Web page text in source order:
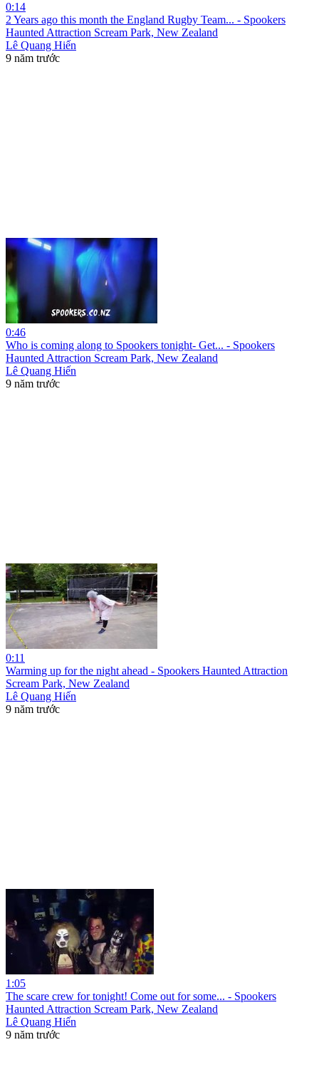
0:14
2 Years ago this month the England Rugby Team... - Spookers
Haunted Attraction Scream Park, New Zealand
Lê Quang Hiến
9 năm trước
0:46
Who is coming along to Spookers tonight- Get... - Spookers
Haunted Attraction Scream Park, New Zealand
Lê Quang Hiến
9 năm trước
0:11
Warming up for the night ahead - Spookers Haunted Attraction
Scream Park, New Zealand
Lê Quang Hiến
9 năm trước
1:05
The scare crew for tonight! Come out for some... - Spookers
Haunted Attraction Scream Park, New Zealand
Lê Quang Hiến
9 năm trước